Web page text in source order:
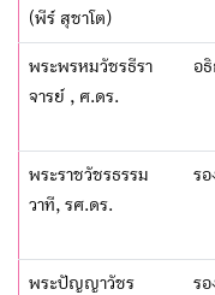
(พีร์ สุชาโต)
พระพรหมวัชรธีรา
จารย์ , ศ.ดร.
อ
พระราชวัชรธรรม
วาที, รศ.ดร.
ร
พระปัญญาวัชร
ร